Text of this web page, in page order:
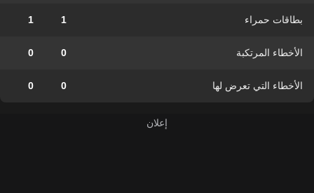
بطاقات حمراء 1
1
الأخطاء المرتكبة 0
0
الأخطاء التي تعرض لها 0
0